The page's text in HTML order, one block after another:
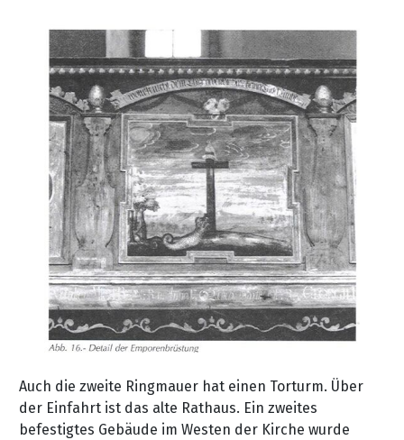
Auch die zweite Ringmauer hat einen Torturm. Über
der Einfahrt ist das alte Rathaus. Ein zweites
befestigtes Gebäude im Westen der Kirche wurde